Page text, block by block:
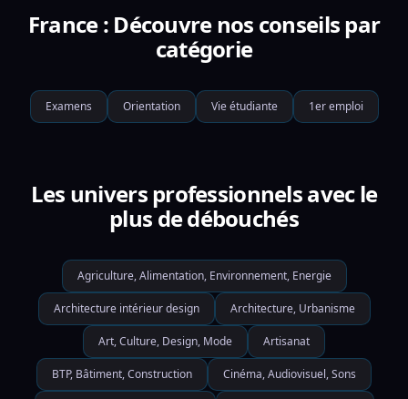
France : Découvre nos conseils par
catégorie
Examens Orientation Vie étudiante 1er emploi
Les univers professionnels avec le
plus de débouchés
Agriculture, Alimentation, Environnement, Energie
Architecture intérieur design Architecture, Urbanisme
Art, Culture, Design, Mode Artisanat
BTP, Bâtiment, Construction Cinéma, Audiovisuel, Sons